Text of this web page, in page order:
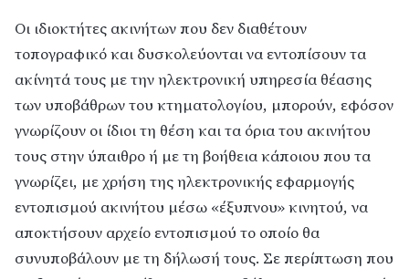
Οι ιδιοκτήτες ακινήτων που δεν διαθέτουν
τοπογραφικό και δυσκολεύονται να εντοπίσουν τα
ακίνητά τους με την ηλεκτρονική υπηρεσία θέασης
των υποβάθρων του κτηματολογίου, μπορούν, εφόσον
γνωρίζουν οι ίδιοι τη θέση και τα όρια του ακινήτου
τους στην ύπαιθρο ή με τη βοήθεια κάποιου που τα
γνωρίζει, με χρήση της ηλεκτρονικής εφαρμογής
εντοπισμού ακινήτου μέσω «έξυπνου» κινητού, να
αποκτήσουν αρχείο εντοπισμού το οποίο θα
συνυποβάλουν με τη δήλωσή τους. Σε περίπτωση που